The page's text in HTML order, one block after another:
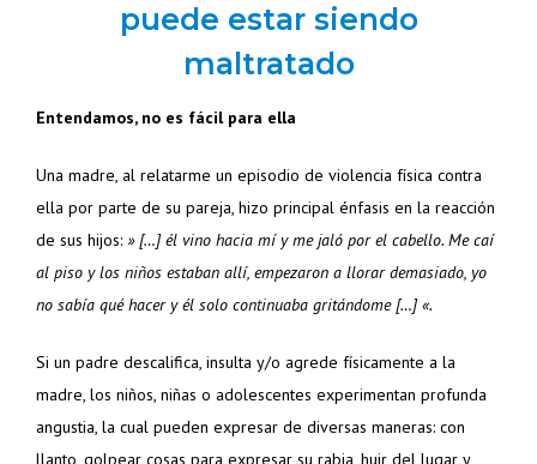
puede estar siendo
maltratado
Entendamos, no es fácil para ella
Una madre, al relatarme un episodio de violencia física contra
ella por parte de su pareja, hizo principal énfasis en la reacción
de sus hijos: » […] él vino hacia mí y me jaló por el cabello. Me caí
al piso y los niños estaban allí, empezaron a llorar demasiado, yo
no sabía qué hacer y él solo continuaba gritándome […] «.
Si un padre descalifica, insulta y/o agrede físicamente a la
madre, los niños, niñas o adolescentes experimentan profunda
angustia, la cual pueden expresar de diversas maneras: con
llanto, golpear cosas para expresar su rabia, huir del lugar y